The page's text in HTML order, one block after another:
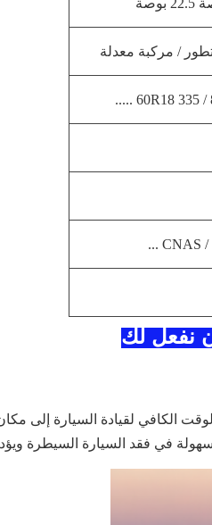
نفعل لك
الكافي لقيادة السيارة إلى
في فقد السيارة السيطرة